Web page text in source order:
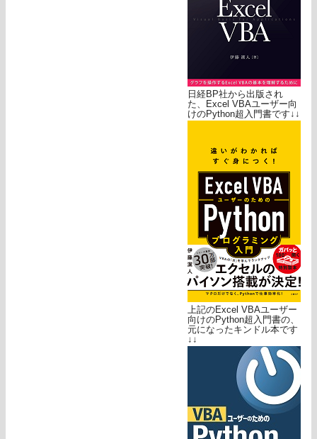
日経BP社から出版され
た、Excel VBAユーザー向
けのPython超入門書です↓↓
上記のExcel VBAユーザー
向けのPython超入門書の、
元になったキンドル本です
↓↓